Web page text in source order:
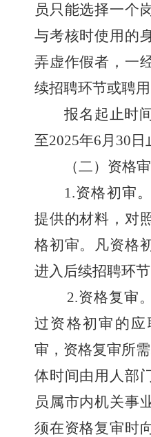
员只能选择一个
与考核时使用的
弄虚作假者，一
续招聘环节或聘用
报名起止时
至2025年6月 30 日
（二）资格
1.资格初审
提供的材料，对
格初审。凡资格
进入后续招聘环节
2.资格复审。
过资格初审 的应
审 ， 资格复审所
体时间由用人部
员属市内机关事
须在资格复审时